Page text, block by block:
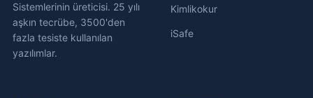
Sistemlerinin üreticisi. 25 yılı
aşkın tecrübe, 3500'den
fazla tesiste kullanılan
yazılımlar.
Kimlikokur
iSafe